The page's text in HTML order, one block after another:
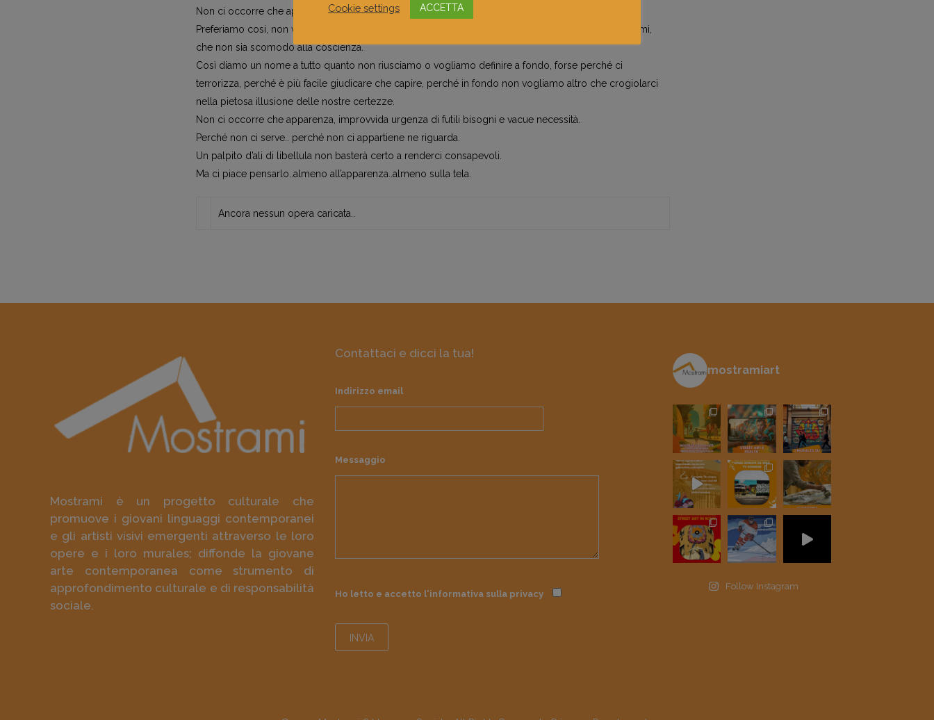
Non ci occorre che apparenza
Preferiamo cosi, non vedere – o meglio – vedere, ma solo quello che ci va, che non inquieti gli animi,
che non sia scomodo alla coscienza.
Così diamo un nome a tutto quanto non riusciamo o vogliamo definire a fondo, forse perché ci
terrorizza, perché è più facile giudicare che capire, perché in fondo non vogliamo altro che crogiolarci
nella pietosa illusione delle nostre certezze.
Non ci occorre che apparenza, improvvida urgenza di futili bisogni e vacue necessità.
Perché non ci serve.. perché non ci appartiene ne riguarda.
Un palpito d’ali di libellula non basterà certo a renderci consapevoli.
Ma ci piace pensarlo..almeno all’apparenza..almeno sulla tela.
Ancora nessun opera caricata..
Mostrami è un progetto culturale che
promuove i giovani linguaggi contemporanei
e gli artisti visivi emergenti attraverso le loro
opere e i loro murales; diffonde la giovane
arte contemporanea come strumento di
approfondimento culturale e di responsabilità
sociale.
Contattaci e dicci la tua!
Indirizzo email
Messaggio
Ho letto e accetto l'informativa sulla privacy
mostramiart
Follow Instagram
Cookie settings ACCETTA